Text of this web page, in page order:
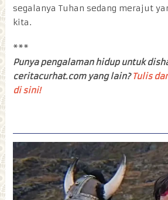
segalanya Tuhan sedang merajut
kita.
***
Punya pengalaman hidup untuk
ceritacurhat.com yang lain?Tulis
di sini!